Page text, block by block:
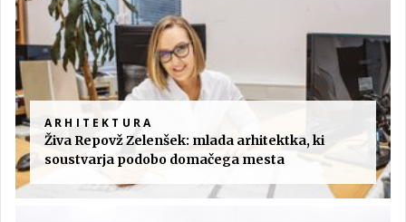
ARHITEKTURA
Živa Repovž Zelenšek: mlada arhitektka, ki
soustvarja podobo domačega mesta